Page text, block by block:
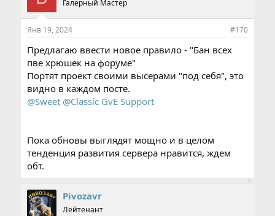
т
и
:
Галерный Мастер
Янв 19, 2024 #170
Предлагаю ввести новое правило - "Бан всех
пве хрюшек на форуме"
Портят проект своими высерами "под себя", это
видно в каждом посте.
@Sweet @Classic GvE Support
Пока обновы выглядят мощно и в целом
тенденция развития сервера нравится, ждем
обт.
Pivozavr
Лейтенант